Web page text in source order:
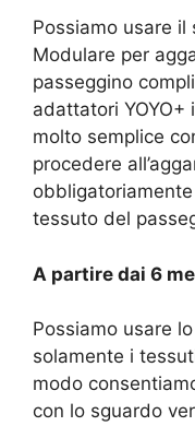
Possiamo usare il
Modulare per
passeggino
adattatori
molto semplice
procedere
tessuto del
A partire dai 6
Possiamo usare
solamente i
modo
con lo sguardo